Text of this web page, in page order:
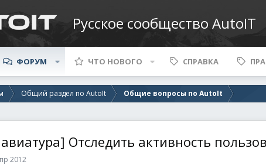
Русское сообщество AutoIT
ФОРУМ ЧТО НОВОГО СПРАВКА
Общий раздел по AutoIt Общие вопросы по AutoIt
Отследить активность
2012